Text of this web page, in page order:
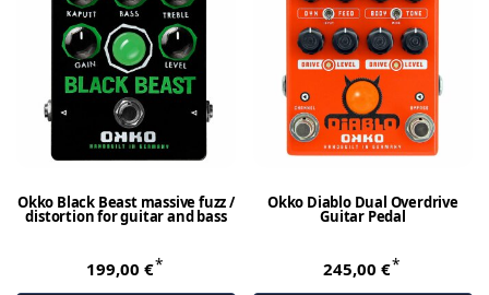
Okko Black Beast massive fuzz /
distortion for guitar and bass
199,00 €*
Okko Diablo Dual Overdrive
Guitar Pedal
245,00 €*